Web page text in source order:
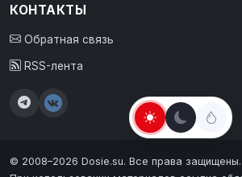
КОНТАКТЫ
Обратная связь
RSS-лента
© 2008–2026 Dosie.su. Все права защищены.